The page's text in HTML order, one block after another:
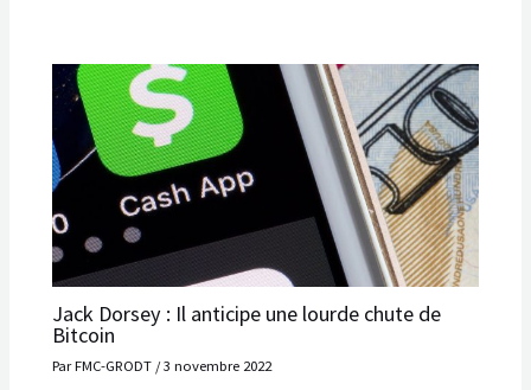
Jack Dorsey : Il anticipe une lourde chute de
Bitcoin
ParFMC-GRODT /3 novembre 2022